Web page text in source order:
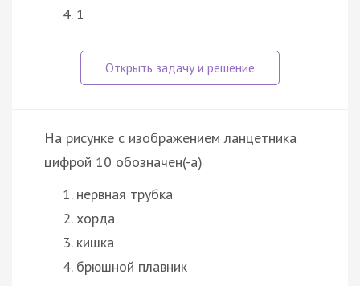
1
На рисунке с изображением ланцетника
цифрой 10 обозначен(-а)
нервная трубка
хорда
кишка
брюшной плавник